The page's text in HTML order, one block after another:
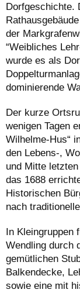
Dorfgeschichte.
der
“Weibliches
wurde es als
dominierende
Der kurze
wenigen Tagen
Wilhelme-Hus“
den Lebens-,
und Mitte
das 1688
Historischen
nach
In Kleingruppen
Wendling durch
gemütlichen
Balkendecke,
sowie eine mit